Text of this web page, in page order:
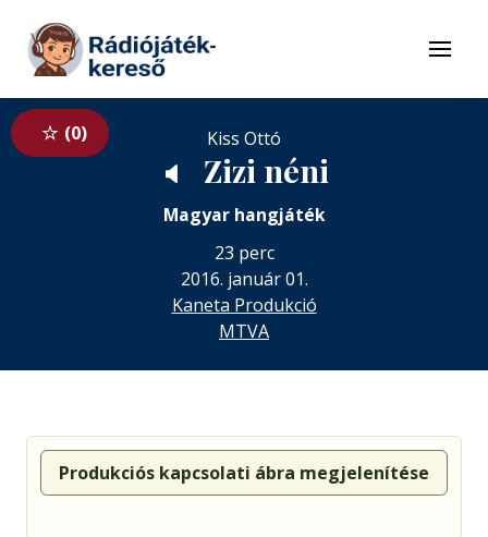
Tovább a tartalomhoz
Menü
0 Kiss Ottó
🔈 Zizi néni
Magyar hangjáték
23 perc
2016. január 01.
Kaneta Produkció
MTVA
Produkciós kapcsolati ábra megjelenítése